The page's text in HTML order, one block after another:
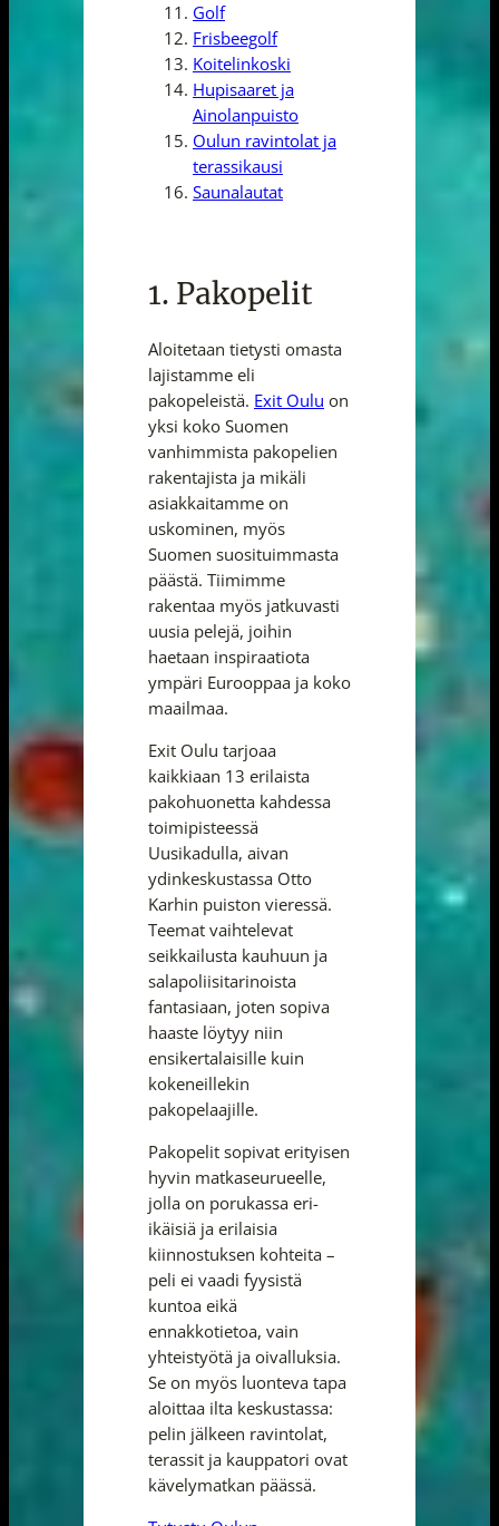
Golf
Frisbeegolf
Koitelinkoski
Hupisaaret ja
Ainolanpuisto
Oulun ravintolat ja
terassikausi
Saunalautat
1. Pakopelit
Aloitetaan tietysti omasta
lajistamme eli
pakopeleistä. Exit Oulu on
yksi koko Suomen
vanhimmista pakopelien
rakentajista ja mikäli
asiakkaitamme on
uskominen, myös
Suomen suosituimmasta
päästä. Tiimimme
rakentaa myös jatkuvasti
uusia pelejä, joihin
haetaan inspiraatiota
ympäri Eurooppaa ja koko
maailmaa.
Exit Oulu tarjoaa
kaikkiaan 13 erilaista
pakohuonetta kahdessa
toimipisteessä
Uusikadulla, aivan
ydinkeskustassa Otto
Karhin puiston vieressä.
Teemat vaihtelevat
seikkailusta kauhuun ja
salapoliisitarinoista
fantasiaan, joten sopiva
haaste löytyy niin
ensikertalaisille kuin
kokeneillekin
pakopelaajille.
Pakopelit sopivat erityisen
hyvin matkaseurueelle,
jolla on porukassa eri-
ikäisiä ja erilaisia
kiinnostuksen kohteita –
peli ei vaadi fyysistä
kuntoa eikä
ennakkotietoa, vain
yhteistyötä ja oivalluksia.
Se on myös luonteva tapa
aloittaa ilta keskustassa:
pelin jälkeen ravintolat,
terassit ja kauppatori ovat
kävelymatkan päässä.